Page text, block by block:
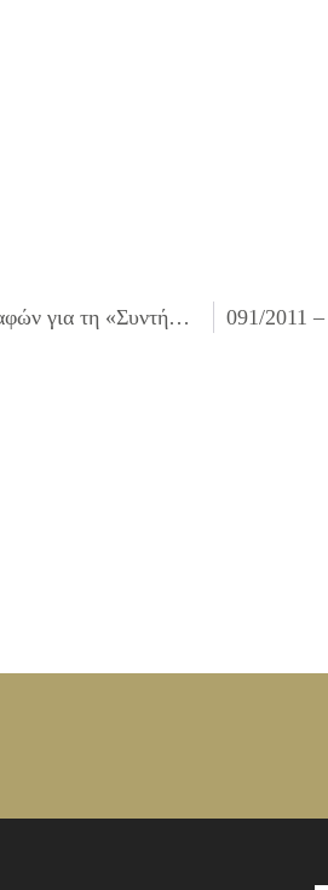
089/2011 – Έγκριση πίστωσης και τεχνικών προδιαγραφών για τη «Συντήρηση – προμήθεια ανταλλακτικών και επισκευή λοιπών μηχανημάτων».